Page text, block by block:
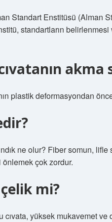
Standart Enstitüsü (Alman
standartların
akma
plastik deformasyondan
ne olur? Fiber somun, lifle
çok zordur.
mi?
cıvata, yüksek mukavemet ve